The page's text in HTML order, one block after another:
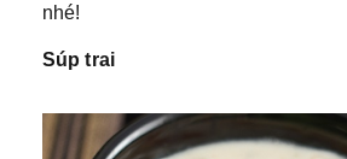
nhé!
Súp trai